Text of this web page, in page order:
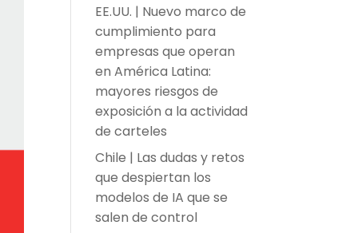
EE.UU. | Nuevo marco de
cumplimiento para
empresas que operan
en América Latina:
mayores riesgos de
exposición a la actividad
de carteles
Chile | Las dudas y retos
que despiertan los
modelos de IA que se
salen de control